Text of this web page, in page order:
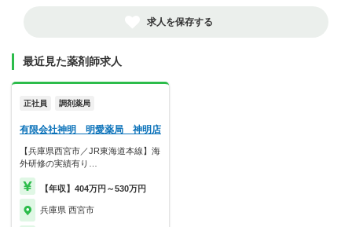
求人を保存する
最近見た薬剤師求人
正社員 調剤薬局
有限会社神明 明愛薬局 神明店
【兵庫県西宮市／JR東海道本線】海
外研修の実績有り…
【年収】404万円～530万円
兵庫県 西宮市